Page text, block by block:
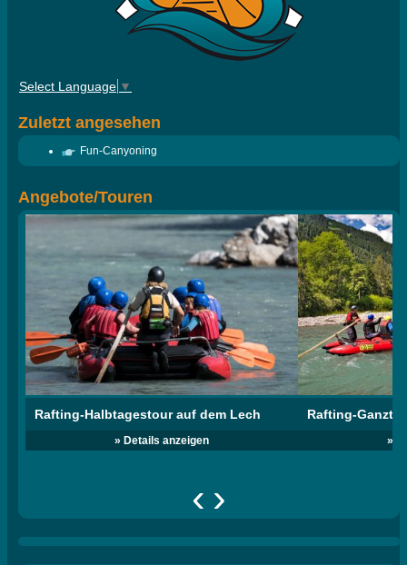
Select Language ▼
Zuletzt angesehen
Fun-Canyoning
Angebote/Touren
Rafting-Halbtagestour auf dem Lech
» Details anzeigen
Rafting-
»
‹ ›